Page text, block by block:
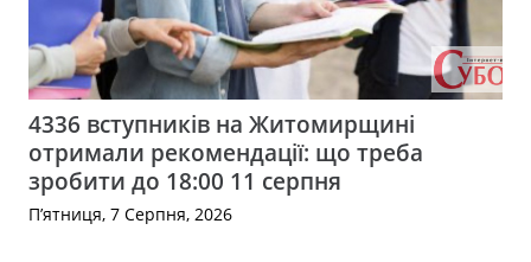
4336 вступників на Житомирщині
отримали рекомендації: що треба
зробити до 18:00 11 серпня
П’ятниця, 7 Серпня, 2026